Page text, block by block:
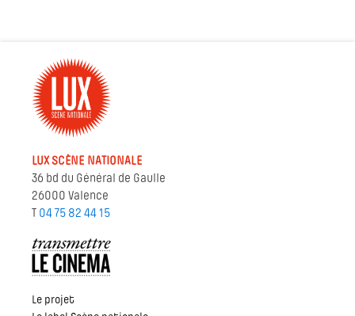
LUX SCÈNE NATIONALE
36 bd du Général de Gaulle
26000 Valence
T 04 75 82 44 15
Le projet